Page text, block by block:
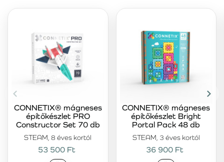
STEAM, 8 éves kortól
CONNETIX® mágneses
építőkészlet PRO
Constructor Set 70 db
53 500 Ft
STEAM, 3 éves kortól
CONNETIX® mágneses
építőkészlet Bright
Portal Pack 48 db
36 900 Ft